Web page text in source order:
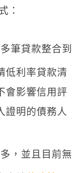
：
筆貸款整合到
低利率貸款清
會影響信用評
證明的債務人
，並且目前無